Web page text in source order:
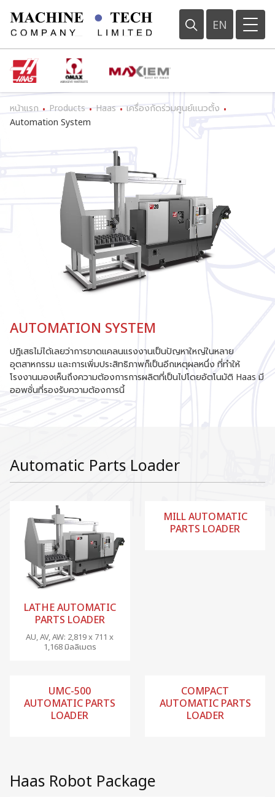
EN
หน้าแรก • Products • Haas • เครื่องกัดร่วมศูนย์แนวตั้ง •
Automation System
AUTOMATION SYSTEM
ปฎิเสธไม่ได้เลยว่าการขาดแคลนแรงงานเป็นปัญหาใหญ่ในหลาย
อุตสาหกรรม และการเพิ่มประสิทธิภาพก็เป็นอีกเหตุผลหนึ่ง ที่ทำให้
โรงงานมองเห็นถึงความต้องการการผลิตที่เป็นไปโดยอัตโนมัติ Haas มี
ออพชั่นที่รองรับความต้องการนี้
Automatic Parts Loader
LATHE AUTOMATIC
PARTS LOADER
AU, AV, AW: 2,819 x 711 x
1,168 มิลลิเมตร
MILL AUTOMATIC
PARTS LOADER
UMC-500
AUTOMATIC PARTS
LOADER
COMPACT
AUTOMATIC PARTS
LOADER
Haas Robot Package